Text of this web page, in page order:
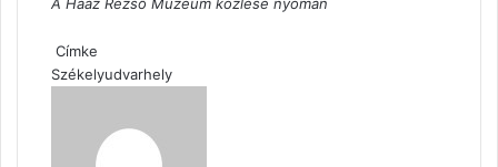
Címke
Székelyudvarhely